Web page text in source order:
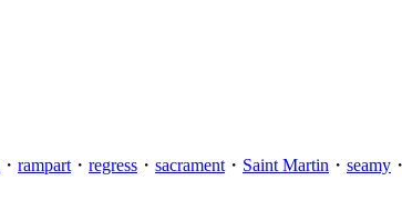
・ rampart ・ regress ・ sacrament ・ Saint Martin ・ seamy ・